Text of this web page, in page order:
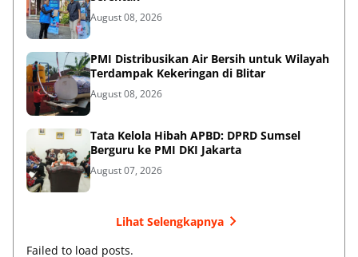
August 08, 2026
PMI Distribusikan Air Bersih untuk Wilayah
Terdampak Kekeringan di Blitar
August 08, 2026
Tata Kelola Hibah APBD: DPRD Sumsel
Berguru ke PMI DKI Jakarta
August 07, 2026
Lihat Selengkapnya
Failed to load posts.